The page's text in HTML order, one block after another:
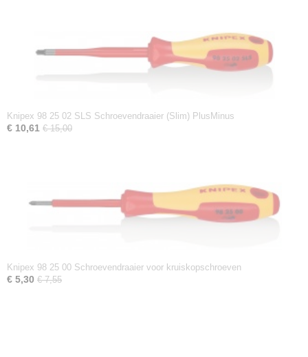
Knipex 98 25 02 SLS Schroevendraaier (Slim) PlusMinus
€ 10,61 € 15,00
Knipex 98 25 00 Schroevendraaier voor kruiskopschroeven
€ 5,30 € 7,55